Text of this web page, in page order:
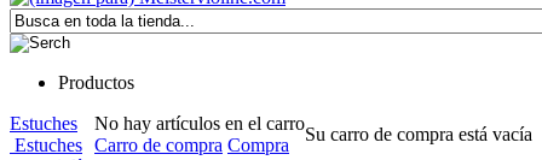
Productos
No hay artículos en el carro
Carro de compra Compra
Su carro de compra está vacía
Estuches
Estuches